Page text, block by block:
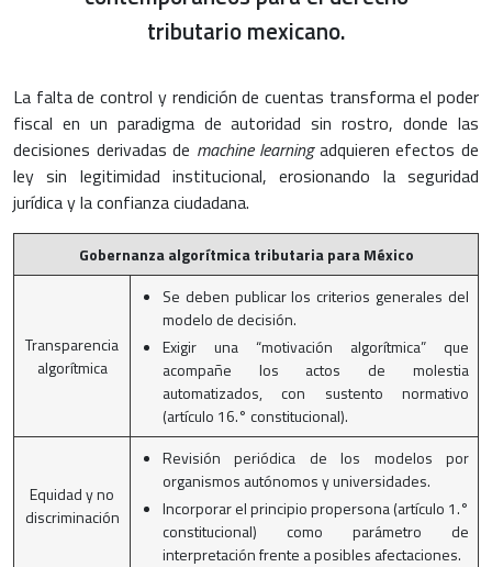
tributario mexicano.
La falta de control y rendición de cuentas transforma el poder
fiscal en un paradigma de autoridad sin rostro, donde las
decisiones derivadas de machine learningadquieren efectos de
ley sin legitimidad institucional, erosionando la seguridad
jurídica y la confianza ciudadana.
Gobernanza algorítmica tributaria para México
Transparencia
algorítmica
Se deben publicar los criterios generales del
modelo de decisión.
Exigir una “motivación algorítmica” que
acompañe los actos de molestia
automatizados, con sustento normativo
(artículo 16.° constitucional).
Equidad y no
discriminación
Revisión periódica de los modelos por
organismos autónomos y universidades.
Incorporar el principio propersona (artículo 1.°
constitucional) como parámetro de
interpretación frente a posibles afectaciones.